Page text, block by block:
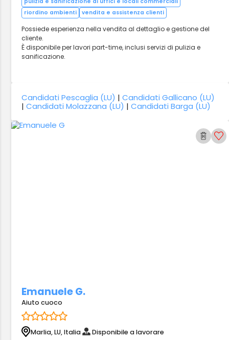
riordino ambienti
vendita e assistenza clienti
Possiede esperienza nella vendita al dettaglio e gestione del
cliente.
È disponibile per lavori part-time, inclusi servizi di pulizia e
sanificazione.
Candidati Pescaglia (LU) |Candidati Gallicano (LU)
|Candidati Molazzana (LU) |Candidati Barga (LU)
Emanuele G.
Aiuto cuoco
Marlia, LU, Italia Disponibile a lavorare